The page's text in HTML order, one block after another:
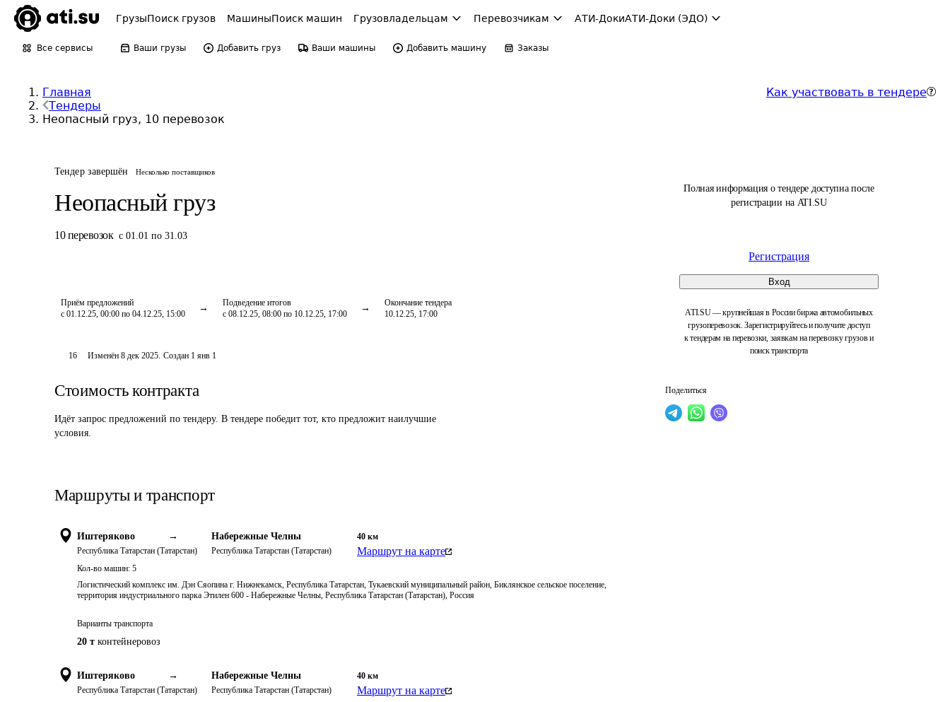
ГрузыПоиск грузов МашиныПоиск машин Грузовладельцам Перевозчикам АТИ-ДокиАТИ-Доки (ЭДО)
Все сервисы Ваши грузы Добавить груз Ваши машины Добавить машину Заказы
Главная
Тендеры
Неопасный груз, 10 перевозок
Как участвовать в тендере
Тендер завершён Несколько поставщиков
Неопасный груз
10 перевозок с 01.01 по 31.03
Приём предложений
с 01.12.25, 00:00 по 04.12.25, 15:00
Подведение итогов
с 08.12.25, 08:00 по 10.12.25, 17:00
Окончание тендера
10.12.25, 17:00
Полная информация о тендере доступна после
регистрации на ATI.SU
Регистрация
Вход
ATI.SU — крупнейшая в России биржа автомобильных
грузоперевозок. Зарегистрируйтесь и получите доступ
к тендерам на перевозки, заявкам на перевозку грузов и
поиск транспорта
Поделиться
16 Изменён8 дек 2025. Создан 1 янв 1
Стоимость контракта
Идёт запрос предложений по тендеру. В тендере победит тот, кто предложит наилучшие
условия.
Маршруты и транспорт
Иштеряково →
Республика Татарстан (Татарстан)
Набережные Челны
Республика Татарстан (Татарстан)
40 км
Маршрут на карте
Кол-во машин: 5
Логистический комплекс им. Дэн Сяопина г. Нижнекамск, Республика Татарстан, Тукаевский муниципальный район, Биклянское сельское поселение,
территория индустриального парка Этилен 600 - Набережные Челны, Республика Татарстан (Татарстан), Россия
Варианты транспорта
20 т контейнеровоз
Иштеряково →
Республика Татарстан (Татарстан)
Набережные Челны
Республика Татарстан (Татарстан)
40 км
Маршрут на карте